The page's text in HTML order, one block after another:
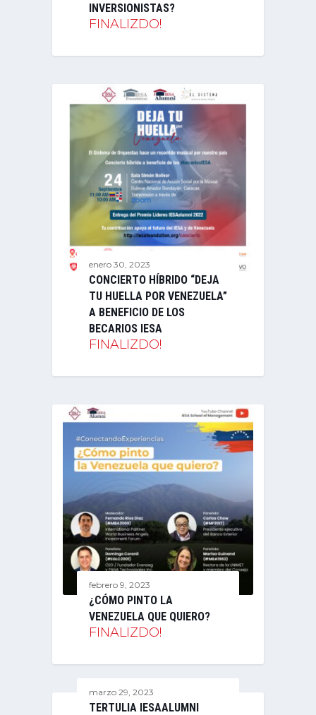
INVERSIONISTAS?
FINALIZDO!
enero 30, 2023
CONCIERTO HÍBRIDO “DEJA
TU HUELLA POR VENEZUELA”
A BENEFICIO DE LOS
BECARIOS IESA
FINALIZDO!
febrero 9, 2023
¿CÓMO PINTO LA
VENEZUELA QUE QUIERO?
FINALIZDO!
marzo 29, 2023
TERTULIA IESAALUMNI